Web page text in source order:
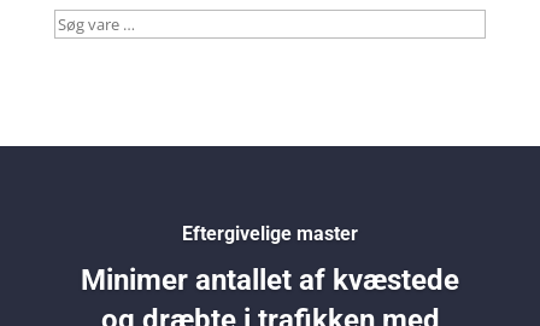
Søg
Eftergivelige master
Minimer antallet af kvæstede